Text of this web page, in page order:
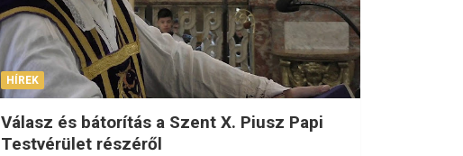
HÍREK
Válasz és bátorítás a Szent X. Piusz Papi
Testvérület részéről